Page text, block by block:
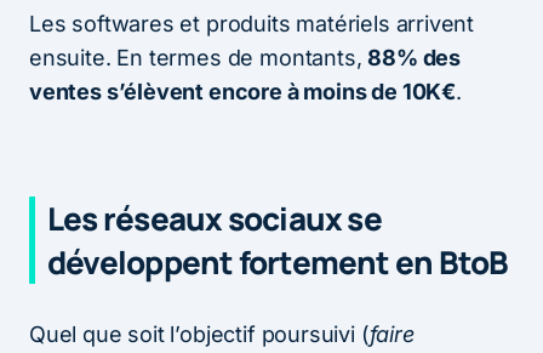
Les softwares et produits matériels arrivent
ensuite. En termes de montants,88% des
ventes s’élèvent encore à moins de 10K€.
Les réseaux sociaux se
développent fortement en BtoB
Quel que soit l’objectif poursuivi (faire